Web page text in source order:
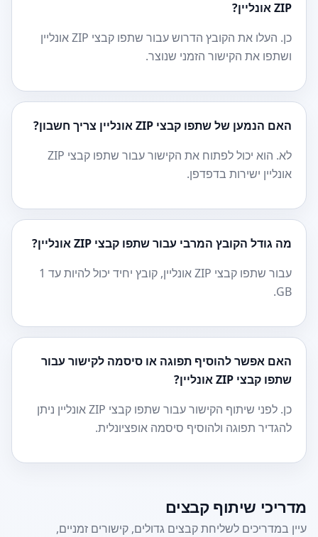
ZIP אונליין?
כן. העלו את הקובץ הדרוש עבור שתפו קבצי ZIP אונליין
ושתפו את הקישור הזמני שנוצר.
האם הנמען של שתפו קבצי ZIP אונליין צריך חשבון?
לא. הוא יכול לפתוח את הקישור עבור שתפו קבצי ZIP
אונליין ישירות בדפדפן.
מה גודל הקובץ המרבי עבור שתפו קבצי ZIP אונליין?
עבור שתפו קבצי ZIP אונליין, קובץ יחיד יכול להיות עד 1
GB.
האם אפשר להוסיף תפוגה או סיסמה לקישור עבור
שתפו קבצי ZIP אונליין?
כן. לפני שיתוף הקישור עבור שתפו קבצי ZIP אונליין ניתן
להגדיר תפוגה ולהוסיף סיסמה אופציונלית.
מדריכי שיתוף קבצים
עיין במדריכים לשליחת קבצים גדולים, קישורים זמניים,